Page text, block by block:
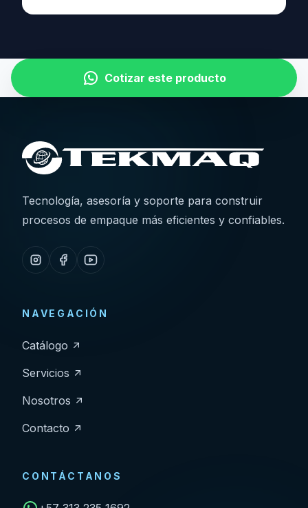
Cotizar este producto
Tecnología, asesoría y soporte para construir
procesos de empaque más eficientes y confiables.
NAVEGACIÓN
Catálogo
Servicios
Nosotros
Contacto
CONTÁCTANOS